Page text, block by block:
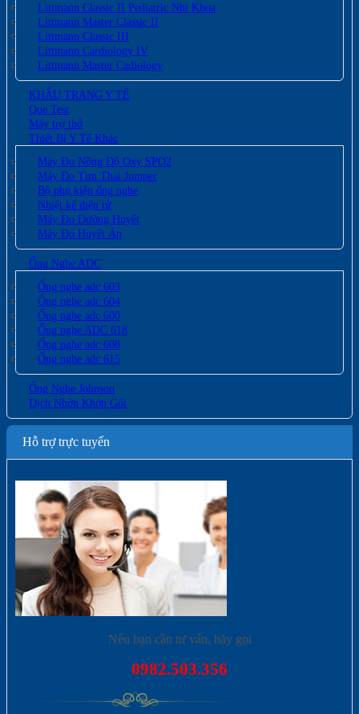
Littmann Classic II Pediatric Nhi Khoa
Littmann Master Classic II
Littmann Classic III
Littmann Cardiology IV
Littmann Master Cadiology
KHẨU TRANG Y TẾ
Que Test
Máy trợ thở
Thiết Bị Y Tế Khác
Máy Đo Nồng Độ Oxy SPO2
Máy Đo Tim Thai Jumper
Bộ phụ kiện ống nghe
Nhiệt kế điện tử
Máy Đo Đường Huyết
Máy Đo Huyết Áp
Ống Nghe ADC
Ống nghe adc 603
Ống nghe adc 604
Ống nghe adc 600
Ống nghe ADC 618
Ống nghe adc 608
Ống nghe adc 615
Ống Nghe Johnson
Dịch Nhờn Khớp Gối
Hỗ trợ trực tuyến
Nếu bạn cần tư vấn, hãy gọi
0982.503.356